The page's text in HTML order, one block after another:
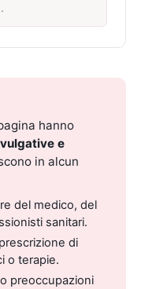
hanno
e
in alcun
del medico, del
sanitari.
di
o terapie.
preoccupazioni